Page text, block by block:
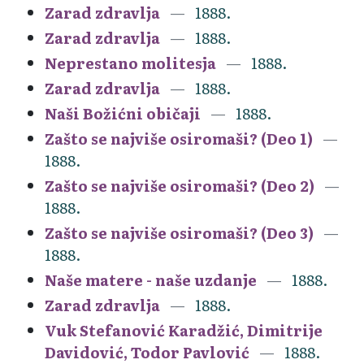
Zarad zdravlja
1888.
Zarad zdravlja
1888.
Neprestano molitesja
1888.
Zarad zdravlja
1888.
Naši Božićni običaji
1888.
Zašto se najviše osiromaši? (Deo 1)
1888.
Zašto se najviše osiromaši? (Deo 2)
1888.
Zašto se najviše osiromaši? (Deo 3)
1888.
Naše matere - naše uzdanje
1888.
Zarad zdravlja
1888.
Vuk Stefanović Karadžić, Dimitrije
Davidović, Todor Pavlović
1888.